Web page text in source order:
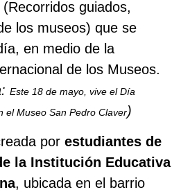
guiados,
los museos) que se
en medio de la
de los Museos.
Este 18 de mayo, vive el Día
el Museo San Pedro Claver)
por estudiantes de
la Institución Educativa
, ubicada en el barrio